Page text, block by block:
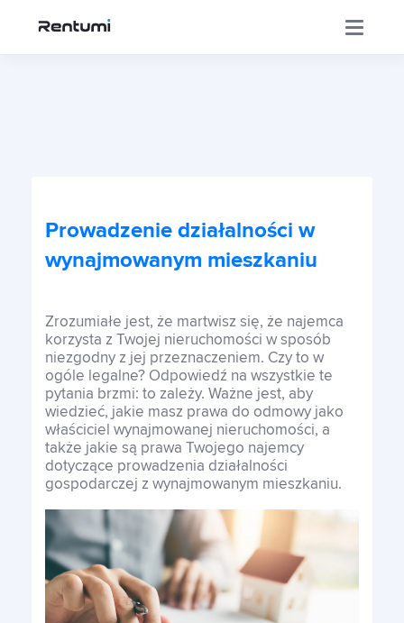
Centrum Inwestora
Sklep
Franczyza
Kontakt
Polski
Prowadzenie działalności w
wynajmowanym mieszkaniu
Zrozumiałe jest, że martwisz się, że najemca
korzysta z Twojej nieruchomości w sposób
niezgodny z jej przeznaczeniem. Czy to w
ogóle legalne? Odpowiedź na wszystkie te
pytania brzmi: to zależy. Ważne jest, aby
wiedzieć, jakie masz prawa do odmowy jako
właściciel wynajmowanej nieruchomości, a
także jakie są prawa Twojego najemcy
dotyczące prowadzenia działalności
gospodarczej z wynajmowanym mieszkaniu.